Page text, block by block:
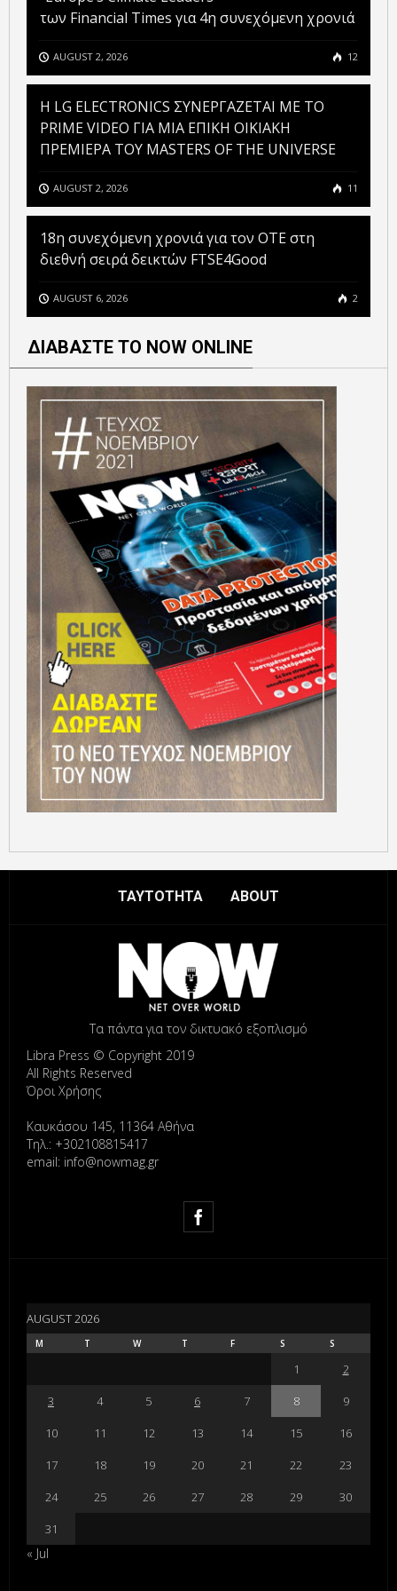
των Financial Times για 4η συνεχόμενη χρονιά
AUGUST 2, 2026 12
H LG ELECTRONICS ΣΥΝΕΡΓΑΖΕΤΑΙ ΜΕ ΤΟ
PRIME VIDEO ΓΙΑ ΜΙΑ ΕΠΙΚΗ ΟΙΚΙΑΚΗ
ΠΡΕΜΙΕΡΑ ΤΟΥ MASTERS OF THE UNIVERSE
AUGUST 2, 2026 11
18η συνεχόμενη χρονιά για τον ΟΤΕ στη
διεθνή σειρά δεικτών FTSE4Good
AUGUST 6, 2026 2
ΔΙΑΒΑΣΤΕ ΤΟ NOW ONLINE
ΤΑΥΤΟΤΗΤΑ ABOUT
Τα πάντα για τον δικτυακό εξοπλισμό
Libra Press © Copyright 2019
All Rights Reserved
Όροι Χρήσης
Καυκάσου 145, 11364 Αθήνα
Τηλ.: +302108815417
email: info@nowmag.gr
AUGUST 2026
M T W T F S S
1
2
3
4 5 6 7 8
9
10
11 12 13 14 15
16
17
18 19 20 21 22
23
24
25 26 27 28 29
30
31
« Jul